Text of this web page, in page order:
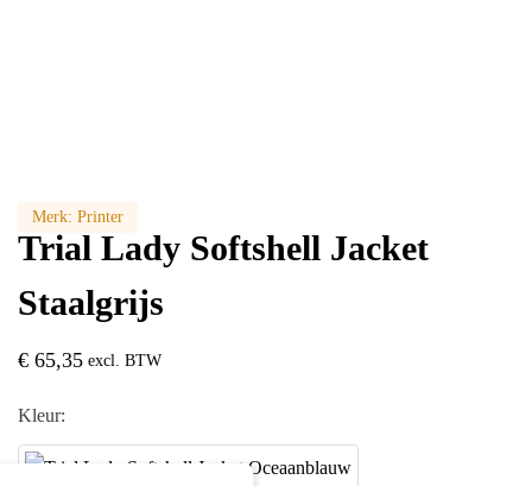
Merk: Printer
Trial Lady Softshell Jacket
Staalgrijs
€ 65,35 excl. BTW
Kleur: